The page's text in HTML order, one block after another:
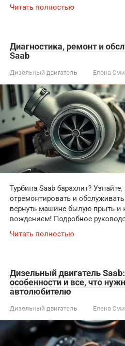
Читать полностью
Диагностика, ремонт и
Saab
Дизельный двигатель Елена
Турбина Saab барахлит?
отремонтировать и обслуживать
вернуть машине былую прыть и
вождением! Подробное
Читать полностью
Дизельный двигатель
особенности и все, что
автолюбителю
Дизельный двигатель Елена